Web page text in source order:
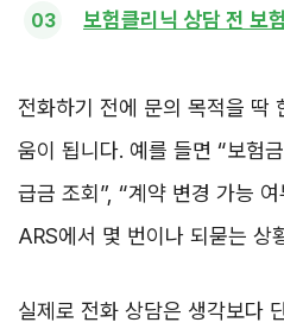
보험클리닉 상담 전 보
전화하기 전에 문의 목적을 딱
움이 됩니다. 예를 들면 “보험
급금 조회”, “계약 변경 가능
ARS에서 몇 번이나 되묻는 상
실제로 전화 상담은 생각보다